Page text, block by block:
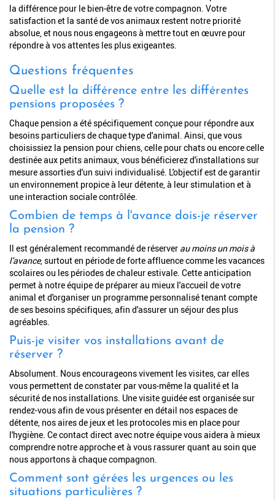
la différence pour le bien-être de votre compagnon. Votre
satisfaction et la santé de vos animaux restent notre priorité
absolue, et nous nous engageons à mettre tout en œuvre pour
répondre à vos attentes les plus exigeantes.
Questions fréquentes
Quelle est la différence entre les différentes
pensions proposées ?
Chaque pension a été spécifiquement conçue pour répondre aux
besoins particuliers de chaque type d'animal. Ainsi, que vous
choisissiez la pension pour chiens, celle pour chats ou encore celle
destinée aux petits animaux, vous bénéficierez d'installations sur
mesure assorties d'un suivi individualisé. L'objectif est de garantir
un environnement propice à leur détente, à leur stimulation et à
une interaction sociale contrôlée.
Combien de temps à l'avance dois-je réserver
la pension ?
Il est généralement recommandé de réserver au moins un mois à
l'avance, surtout en période de forte affluence comme les vacances
scolaires ou les périodes de chaleur estivale. Cette anticipation
permet à notre équipe de préparer au mieux l'accueil de votre
animal et d'organiser un programme personnalisé tenant compte
de ses besoins spécifiques, afin d'assurer un séjour des plus
agréables.
Puis-je visiter vos installations avant de
réserver ?
Absolument. Nous encourageons vivement les visites, car elles
vous permettent de constater par vous-même la qualité et la
sécurité de nos installations. Une visite guidée est organisée sur
rendez-vous afin de vous présenter en détail nos espaces de
détente, nos aires de jeux et les protocoles mis en place pour
l'hygiène. Ce contact direct avec notre équipe vous aidera à mieux
comprendre notre approche et à vous rassurer quant au soin que
nous apportons à chaque compagnon.
Comment sont gérées les urgences ou les
situations particulières ?